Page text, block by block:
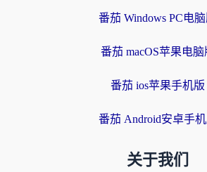
番茄 Windows PC电
番茄 macOS苹果电脑
番茄 ios苹果手机版
番茄 Android安卓手
关于我们